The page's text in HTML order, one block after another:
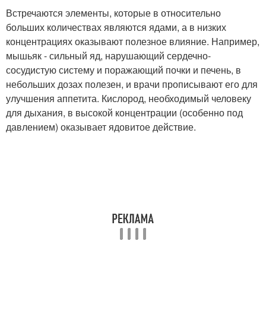
Встречаются элементы, которые в относительно
больших количествах являются ядами, а в низких
концентрациях оказывают полезное влияние. Например,
мышьяк - сильный яд, нарушающий сердечно-
сосудистую систему и поражающий почки и печень, в
небольших дозах полезен, и врачи прописывают его для
улучшения аппетита. Кислород, необходимый человеку
для дыхания, в высокой концентрации (особенно под
давлением) оказывает ядовитое действие.